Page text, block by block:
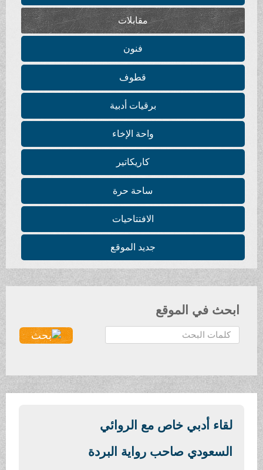
مقابلات
فنون
قطوف
برقيات أدبية
واحة الإخاء
كاريكاتير
ساحة حرة
الافتتاحيات
جديد الموقع
ابحث في الموقع
ح
ث
لقاء أدبي خاص مع الروائي
السعودي صاحب رواية البردة